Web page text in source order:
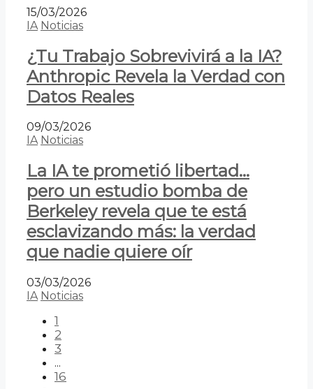
15/03/2026
IA Noticias
¿Tu Trabajo Sobrevivirá a la IA?
Anthropic Revela la Verdad con
Datos Reales
09/03/2026
IA Noticias
La IA te prometió libertad…
pero un estudio bomba de
Berkeley revela que te está
esclavizando más: la verdad
que nadie quiere oír
03/03/2026
IA Noticias
1
2
3
...
16